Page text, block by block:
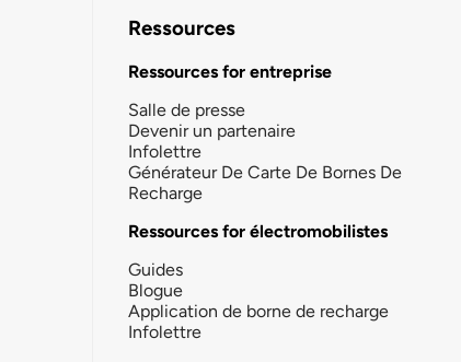
Ressources
Ressources for entreprise
Salle de presse
Devenir un partenaire
Infolettre
Générateur De Carte De Bornes De
Recharge
Ressources for électromobilistes
Guides
Blogue
Application de borne de recharge
Infolettre